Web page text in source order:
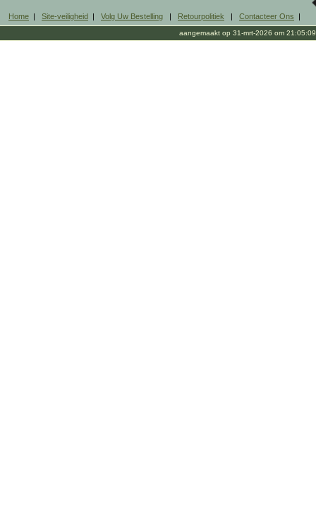
Home | Site-veiligheid | Volg Uw Bestelling | Retourpolitiek | Contacteer Ons |
aangemaakt op 31-mrt-2026 om